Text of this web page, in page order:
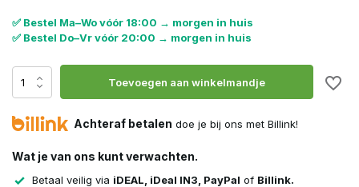
✅ Bestel Ma–Wo vóór 18:00 → morgen in huis
✅ Bestel Do–Vr vóór 20:00 → morgen in huis
Toevoegen aan winkelmandje
Achteraf betalen doe je bij ons met Billink!
Wat je van ons kunt verwachten.
Betaal veilig via iDEAL, iDeal IN3, PayPal of Billink.